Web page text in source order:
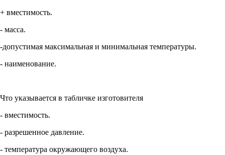
+ вместимость.
- масса.
-допустимая максимальная и минимальная температуры.
- наименование.
Что указывается в табличке изготовителя
- вместимость.
- разрешенное давление.
- температура окружающего воздуха.